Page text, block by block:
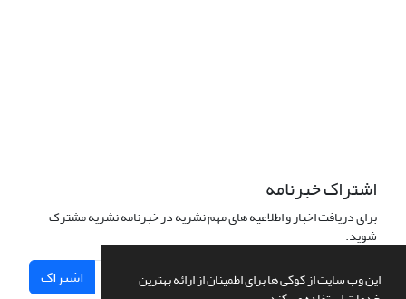
این وب سایت از کوکی ها برای اطمینان از ارائه بهترین
اشتراک خبرنامه
برای دریافت اخبار و اطلاعیه های مهم نشریه در خبرنامه نشریه مشترک
شوید.
اشتراک